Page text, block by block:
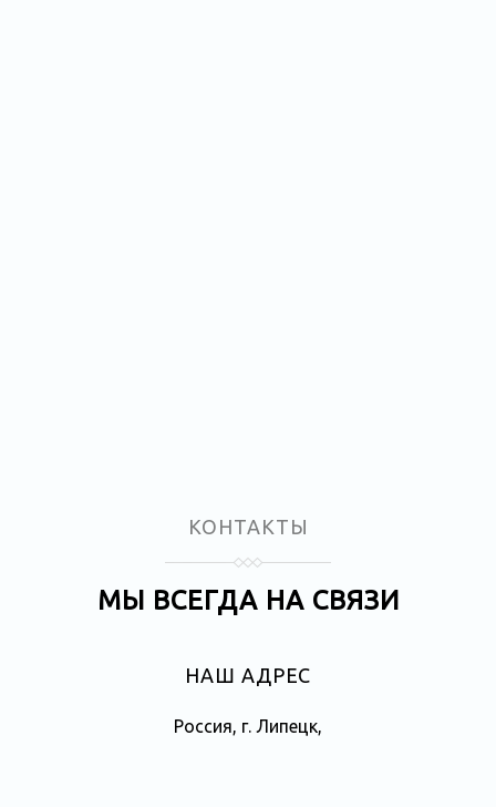
КОНТАКТЫ
МЫ ВСЕГДА НА СВЯЗИ
НАШ АДРЕС
Россия, г. Липецк,